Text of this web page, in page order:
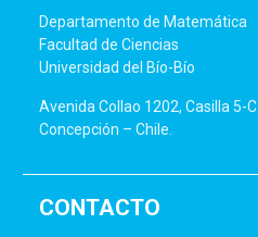
Departamento de Matemática
Facultad de Ciencias
Universidad del Bío-Bío
Avenida Collao 1202, Casilla 5-C
Concepción – Chile.
CONTACTO